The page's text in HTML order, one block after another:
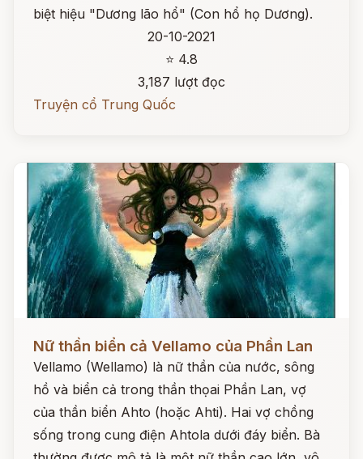
biệt hiệu "Dương lão hổ" (Con hổ họ Dương).
20-10-2021
⭐ 4.8
3,187 lượt đọc
Truyện cổ Trung Quốc
Nữ thần biển cả Vellamo của Phần Lan
Vellamo (Wellamo) là nữ thần của nước, sông
hồ và biển cả trong thần thọai Phần Lan, vợ
của thần biển Ahto (hoặc Ahti). Hai vợ chồng
sống trong cung điện Ahtola dưới đáy biển. Bà